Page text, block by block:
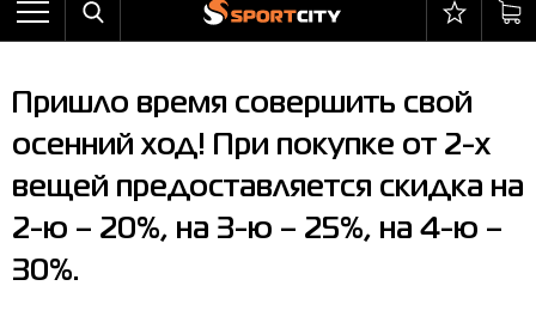
Назад
Брюки
Ветровки
Жилеты
Назад
Кроссовки
Пляжная обувь
Полуботинки
Назад
Бейсболки и панамы
Бокс
Горнолыжный инвентарь
Назад
Arena
Asics
Columbia
Назад
Бра
Брюки
Ветровки
Назад
Возврат и обмен
Гарантия на товары
Магазины
Пришло время совершить свой
осенний ход! При покупке от 2-х
вещей предоставляется скидка на
2-ю – 20%, на 3-ю – 25%, на 4-ю –
30%.